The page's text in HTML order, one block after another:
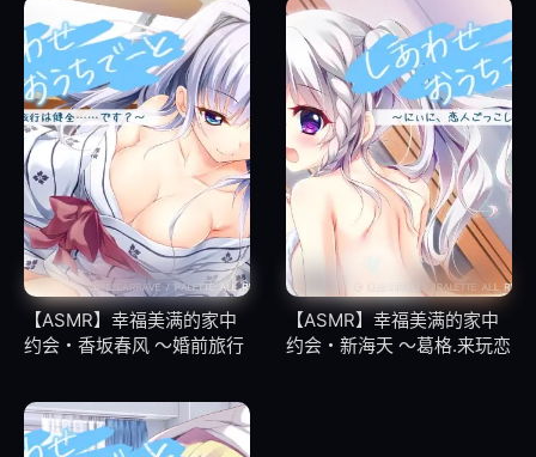
19 019
20 020
21 021
22 022
23 023
25 025
【ASMR】幸福美满的家中
约会・香坂春风 ～婚前旅行
【ASMR】幸福美满的家中
约会・新海天 ～葛格.来玩恋